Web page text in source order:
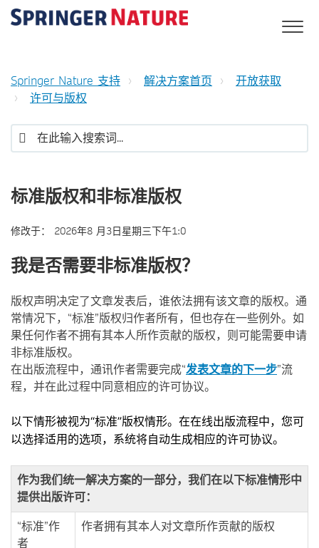
Springer Nature 支持 解决方案首页
开放获取
许可与版权
标准版权和非标准版权
修改于： 2026年8 月3日星期三下午1:0
我是否需要非标准版权？
版权声明决定了文章发表后，谁依法拥有该文章的版权。通
常情况下，“标准”版权归作者所有，但也存在一些例外。如
果任何作者不拥有其本人所作贡献的版权，则可能需要申请
非标准版权。
在出版流程中，通讯作者需要完成“发表文章的下一步”流
程，并在此过程中同意相应的许可协议。
以下情形被视为“标准”版权情形。在在线出版流程中，您可
以选择适用的选项，系统将自动生成相应的许可协议。
作为我们统一解决方案的一部分，我们在以下标准情形中
提供出版许可：
“标准”作
者
作者拥有其本人对文章所作贡献的版权